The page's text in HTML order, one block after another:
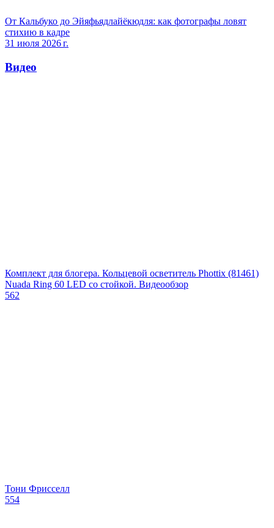
От Кальбуко до Эйяфьядлайёкюдля: как фотографы ловят
стихию в кадре
31 июля 2026 г.
Видео
Комплект для блогера. Кольцевой осветитель Phottix (81461)
Nuada Ring 60 LED со стойкой. Видеообзор
562
Тони Фрисселл
554